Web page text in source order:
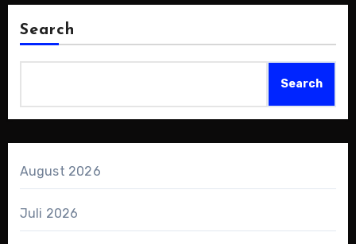
Search
Search
August 2026
Juli 2026